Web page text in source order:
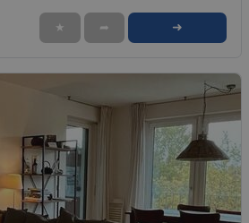
★ ➦ ➜